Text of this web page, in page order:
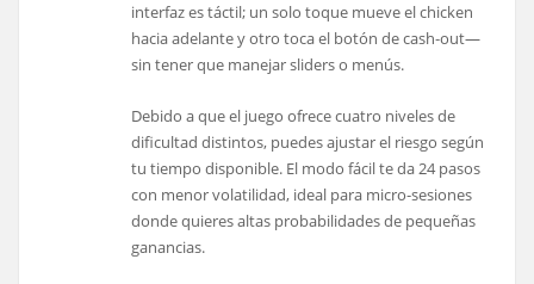
interfaz es táctil; un solo toque mueve el chicken
hacia adelante y otro toca el botón de cash‑out—
sin tener que manejar sliders o menús.
Debido a que el juego ofrece cuatro niveles de
dificultad distintos, puedes ajustar el riesgo según
tu tiempo disponible. El modo fácil te da 24 pasos
con menor volatilidad, ideal para micro‑sesiones
donde quieres altas probabilidades de pequeñas
ganancias.